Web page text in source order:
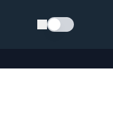
Schimba tema